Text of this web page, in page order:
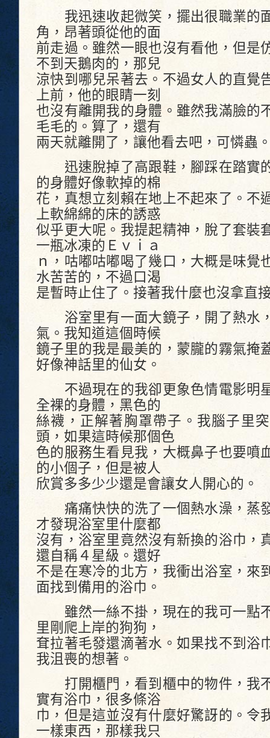
我迅速收起微笑，擺出很職業的
角，昂著頭從他的面
前走過。雖然一眼也沒有看他，但是
不到天鵝肉的，那兒
涼快到哪兒呆著去。不過女人的直覺
上前，他的眼睛一刻
也沒有離開我的身體。雖然我滿臉的
毛毛的。算了，還有
兩天就離開了，讓他看去吧，可憐蟲
迅速脫掉了高跟鞋，腳踩在踏實
的身體好像軟掉的棉
花，真想立刻賴在地上不起來了。不
上軟綿綿的床的誘惑
似乎更大呢。我提起精神，脫了套裝
一瓶冰凍的Ｅｖｉａ
ｎ，咕嘟咕嘟喝了幾口，大概是味覺
水苦苦的，不過口渴
是暫時止住了。接著我什麼也沒拿直
浴室里有一面大鏡子，開了熱水
氣。我知道這個時候
鏡子里的我是最美的，蒙朧的霧氣掩
好像神話里的仙女。
不過現在的我卻更象色情電影明
全裸的身體，黑色的
絲襪，正解著胸罩帶子。我腦子里
頭，如果這時候那個色
色的服務生看見我，大概鼻子也要噴
的小個子，但是被人
欣賞多多少少還是會讓女人開心的。
痛痛快快的洗了一個熱水澡，蒸
才發現浴室里什麼都
沒有，浴室里竟然沒有新換的浴巾，
還自稱４星級。還好
不是在寒冷的北方，我衝出浴室，來
面找到備用的浴巾。
雖然一絲不掛，現在的我可一點
里剛爬上岸的狗狗，
耷拉著毛發還滴著水。如果找不到浴
我沮喪的想著。
打開櫃門，看到櫃中的物件，我
實有浴巾，很多條浴
巾，但是這並沒有什麼好驚訝的。令
一樣東西，那樣我只